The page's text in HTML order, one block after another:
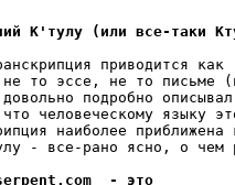
К'тулу (или все-таки
приводится как
то эссе, не то письме
подробно
человеческому языку
наиболее приближена
- все-рано ясно, о чем
- это